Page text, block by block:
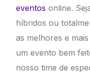
eventos online.
híbridos ou
as melhores e
um evento bem
nosso time de